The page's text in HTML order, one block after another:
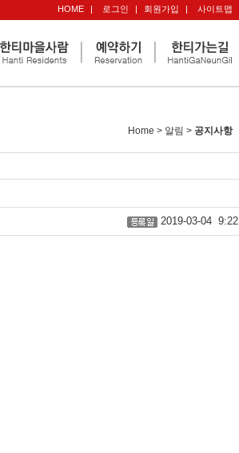
HOME | 로그인 | 회원가입 | 사이트맵
Home > 알림 > 공지사항
2019-03-04 9:22